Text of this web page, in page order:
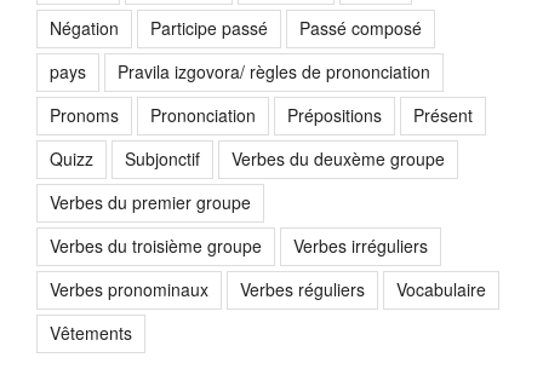
Négation
Participe passé
Passé composé
pays
Pravila izgovora/ règles de prononciation
Pronoms
Prononciation Prépositions
Présent
Quizz
Subjonctif
Verbes du deuxème groupe
Verbes du premier groupe
Verbes du troisième groupe
Verbes irréguliers
Verbes pronominaux
Verbes réguliers
Vocabulaire
Vêtements